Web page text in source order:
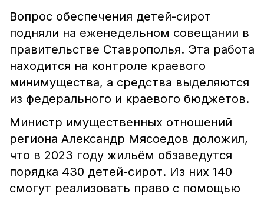
Вопрос обеспечения детей-сирот
подняли на еженедельном совещании в
правительстве Ставрополья. Эта работа
находится на контроле краевого
минимущества, а средства выделяются
из федерального и краевого бюджетов.
Министр имущественных отношений
региона Александр Мясоедов доложил,
что в 2023 году жильём обзаведутся
порядка 430 детей-сирот. Из них 140
смогут реализовать право с помощью